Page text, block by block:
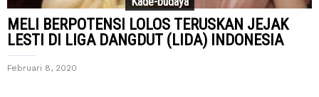
MELI BERPOTENSI LOLOS TERUSKAN JEJAK
LESTI DI LIGA DANGDUT (LIDA) INDONESIA
Februari 8, 2020